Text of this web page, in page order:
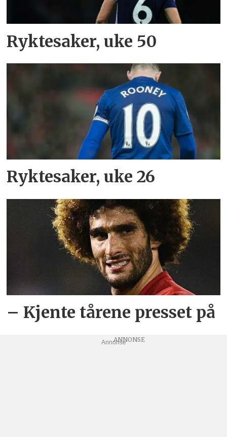
Ryktesaker, uke 50
Ryktesaker, uke 26
– Kjente tårene presset på
Annonse